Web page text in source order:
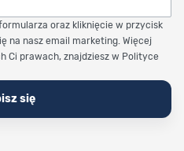
oraz kliknięcie w przycisk
na nasz email marketing. Więcej
Ci prawach, znajdziesz w Polityce
się